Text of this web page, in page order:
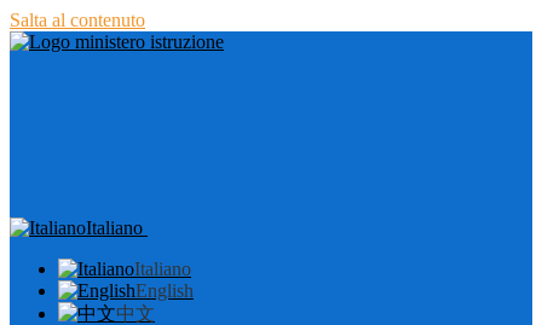
Salta al contenuto
Italiano
Italiano
English
中文